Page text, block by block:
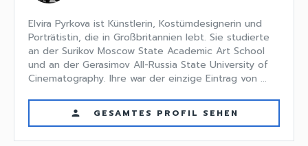
Elvira Pyrkova ist Künstlerin, Kostümdesignerin und
Porträtistin, die in Großbritannien lebt. Sie studierte
an der Surikov Moscow State Academic Art School
und an der Gerasimov All-Russia State University of
Cinematography. Ihre war der einzige Eintrag von ...
person GESAMTES PROFIL SEHEN